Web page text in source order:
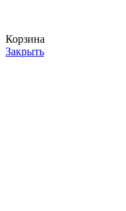
Корзина
Закрыть